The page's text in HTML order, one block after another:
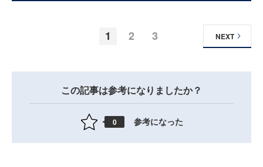
1 2 3 NEXT
この記事は参考になりましたか？
0 参考になった